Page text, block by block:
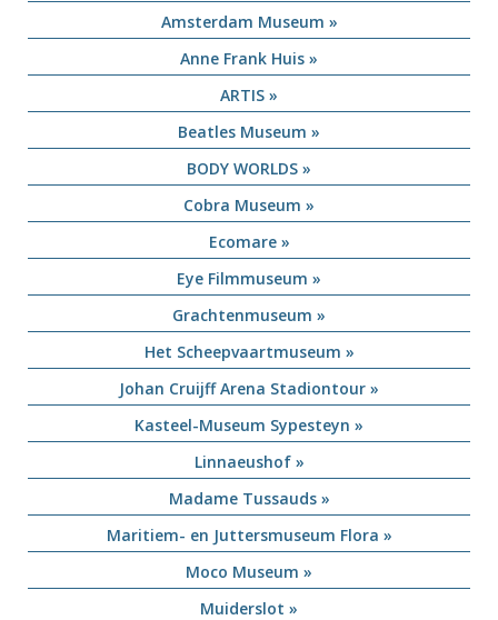
Amsterdam Museum »
Anne Frank Huis »
ARTIS »
Beatles Museum »
BODY WORLDS »
Cobra Museum »
Ecomare »
Eye Filmmuseum »
Grachtenmuseum »
Het Scheepvaartmuseum »
Johan Cruijff Arena Stadiontour »
Kasteel-Museum Sypesteyn »
Linnaeushof »
Madame Tussauds »
Maritiem- en Juttersmuseum Flora »
Moco Museum »
Muiderslot »